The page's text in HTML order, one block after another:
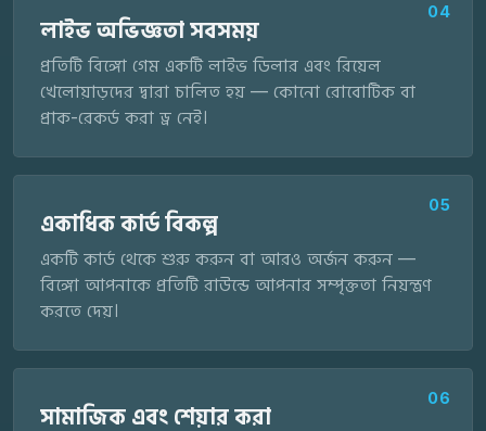
04
লাইভ অভিজ্ঞতা সবসময়
প্রতিটি বিঙ্গো গেম একটি লাইভ ডিলার এবং রিয়েল
খেলোয়াড়দের দ্বারা চালিত হয় — কোনো রোবোটিক বা
প্রাক-রেকর্ড করা ড্র নেই।
05
একাধিক কার্ড বিকল্প
একটি কার্ড থেকে শুরু করুন বা আরও অর্জন করুন —
বিঙ্গো আপনাকে প্রতিটি রাউন্ডে আপনার সম্পৃক্ততা নিয়ন্ত্রণ
করতে দেয়।
06
সামাজিক এবং শেয়ার করা